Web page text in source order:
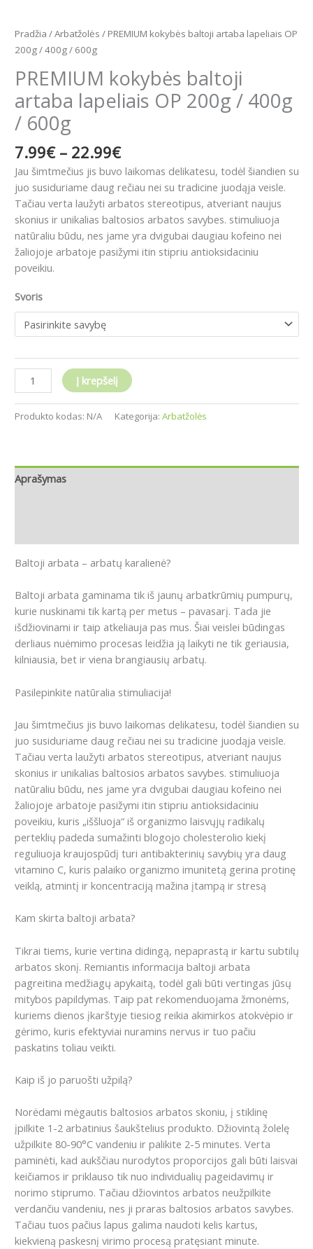
Pradžia /Arbatžolės / PREMIUM kokybės baltoji artaba lapeliais OP
200g / 400g / 600g
PREMIUM kokybės baltoji
artaba lapeliais OP 200g / 400g
/ 600g
7.99€ – 22.99€
Jau šimtmečius jis buvo laikomas delikatesu, todėl šiandien su
juo susiduriame daug rečiau nei su tradicine juodąja veisle.
Tačiau verta laužyti arbatos stereotipus, atveriant naujus
skonius ir unikalias baltosios arbatos savybes. stimuliuoja
natūraliu būdu, nes jame yra dvigubai daugiau kofeino nei
žaliojoje arbatoje pasižymi itin stipriu antioksidaciniu
poveikiu.
Svoris
Į krepšelį
Produkto kodas: N/A Kategorija: Arbatžolės
Aprašymas
Baltoji arbata – arbatų karalienė?
Baltoji arbata gaminama tik iš jaunų arbatkrūmių pumpurų,
kurie nuskinami tik kartą per metus – pavasarį. Tada jie
išdžiovinami ir taip atkeliauja pas mus. Šiai veislei būdingas
derliaus nuėmimo procesas leidžia ją laikyti ne tik geriausia,
kilniausia, bet ir viena brangiausių arbatų.
Pasilepinkite natūralia stimuliacija!
Jau šimtmečius jis buvo laikomas delikatesu, todėl šiandien su
juo susiduriame daug rečiau nei su tradicine juodąja veisle.
Tačiau verta laužyti arbatos stereotipus, atveriant naujus
skonius ir unikalias baltosios arbatos savybes. stimuliuoja
natūraliu būdu, nes jame yra dvigubai daugiau kofeino nei
žaliojoje arbatoje pasižymi itin stipriu antioksidaciniu
poveikiu, kuris „iššluoja“ iš organizmo laisvųjų radikalų
perteklių padeda sumažinti blogojo cholesterolio kiekį
reguliuoja kraujospūdį turi antibakterinių savybių yra daug
vitamino C, kuris palaiko organizmo imunitetą gerina protinę
veiklą, atmintį ir koncentraciją mažina įtampą ir stresą
Kam skirta baltoji arbata?
Tikrai tiems, kurie vertina didingą, nepaprastą ir kartu subtilų
arbatos skonį. Remiantis informacija baltoji arbata
pagreitina medžiagų apykaitą, todėl gali būti vertingas jūsų
mitybos papildymas. Taip pat rekomenduojama žmonėms,
kuriems dienos įkarštyje tiesiog reikia akimirkos atokvėpio ir
gėrimo, kuris efektyviai nuramins nervus ir tuo pačiu
paskatins toliau veikti.
Kaip iš jo paruošti užpilą?
Norėdami mėgautis baltosios arbatos skoniu, į stiklinę
įpilkite 1-2 arbatinius šaukštelius produkto. Džiovintą žolelę
užpilkite 80-90°C vandeniu ir palikite 2-5 minutes. Verta
paminėti, kad aukščiau nurodytos proporcijos gali būti laisvai
keičiamos ir priklauso tik nuo individualių pageidavimų ir
norimo stiprumo. Tačiau džiovintos arbatos neužpilkite
verdančiu vandeniu, nes ji praras baltosios arbatos savybes.
Tačiau tuos pačius lapus galima naudoti kelis kartus,
kiekvieną paskesnį virimo procesą pratęsiant minute.